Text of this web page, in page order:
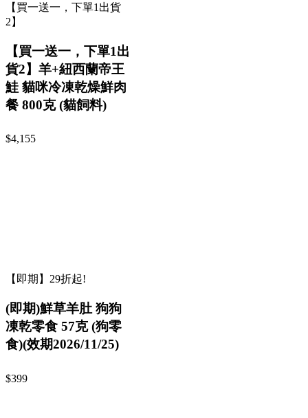
【買一送一，下單1出貨
2】
【買一送一，下單1出
貨2】羊+紐西蘭帝王
鮭 貓咪冷凍乾燥鮮肉
餐 800克 (貓飼料)
$4,155
【即期】29折起!
(即期)鮮草羊肚 狗狗
凍乾零食 57克 (狗零
食)(效期2026/11/25)
$399